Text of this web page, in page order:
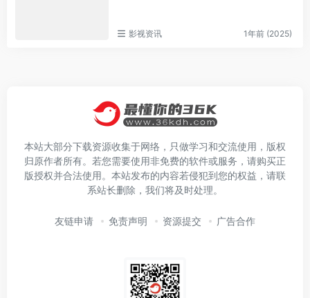
影视资讯 1年前 (2025)
本站大部分下载资源收集于网络，只做学习和交流使用，版权
归原作者所有。若您需要使用非免费的软件或服务，请购买正
版授权并合法使用。本站发布的内容若侵犯到您的权益，请联
系站长删除，我们将及时处理。
友链申请 免责声明 资源提交 广告合作